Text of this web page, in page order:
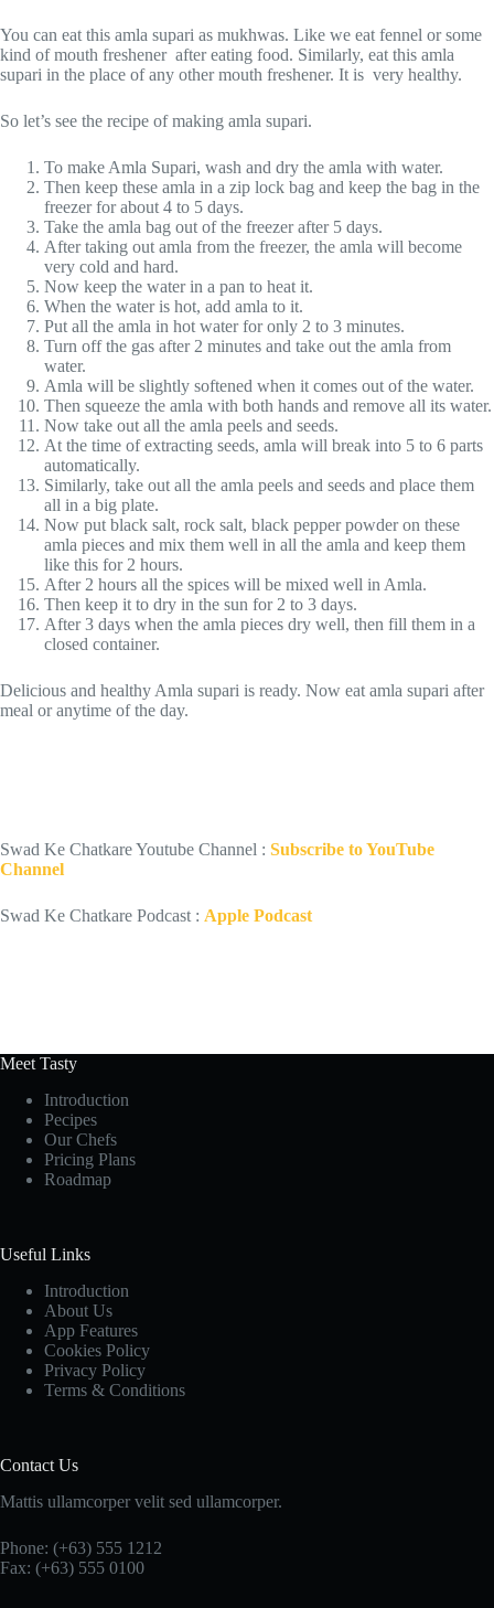
You can eat this amla supari as mukhwas. Like we eat fennel or some
kind of mouth freshener after eating food. Similarly, eat this amla
supari in the place of any other mouth freshener. It is very healthy.
So let’s see the recipe of making amla supari.
To make Amla Supari, wash and dry the amla with water.
Then keep these amla in a zip lock bag and keep the bag in the
freezer for about 4 to 5 days.
Take the amla bag out of the freezer after 5 days.
After taking out amla from the freezer, the amla will become
very cold and hard.
Now keep the water in a pan to heat it.
When the water is hot, add amla to it.
Put all the amla in hot water for only 2 to 3 minutes.
Turn off the gas after 2 minutes and take out the amla from
water.
Amla will be slightly softened when it comes out of the water.
Then squeeze the amla with both hands and remove all its water.
Now take out all the amla peels and seeds.
At the time of extracting seeds, amla will break into 5 to 6 parts
automatically.
Similarly, take out all the amla peels and seeds and place them
all in a big plate.
Now put black salt, rock salt, black pepper powder on these
amla pieces and mix them well in all the amla and keep them
like this for 2 hours.
After 2 hours all the spices will be mixed well in Amla.
Then keep it to dry in the sun for 2 to 3 days.
After 3 days when the amla pieces dry well, then fill them in a
closed container.
Delicious and healthy Amla supari is ready. Now eat amla supari after
meal or anytime of the day.
Swad Ke Chatkare Youtube Channel : Subscribe to YouTube
Channel
Swad Ke Chatkare Podcast : Apple Podcast
Meet Tasty
Introduction
Pecipes
Our Chefs
Pricing Plans
Roadmap
Useful Links
Introduction
About Us
App Features
Cookies Policy
Privacy Policy
Terms & Conditions
Contact Us
Mattis ullamcorper velit sed ullamcorper.
Phone: (+63) 555 1212
Fax: (+63) 555 0100